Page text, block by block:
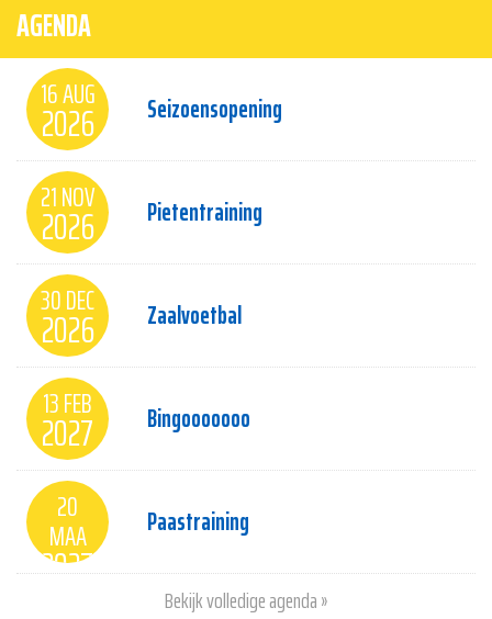
AGENDA
16 AUG
2026 Seizoensopening
21 NOV
2026 Pietentraining
30 DEC
2026 Zaalvoetbal
13 FEB
2027 Bingooooooo
20
MAA
2027
Paastraining
Bekijk volledige agenda »